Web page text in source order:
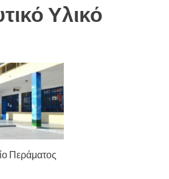
Υλικό
Περάματος